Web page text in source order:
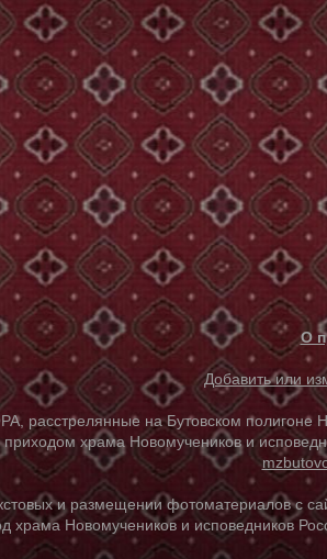
О
Добавить или
на Бутовском полигоне
приходом храма Новомучеников и
и размещении фотоматериалов с
Новомучеников и исповедников